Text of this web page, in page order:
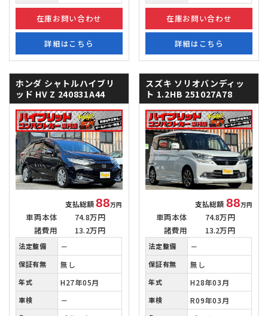
在庫お問い合わせ
詳細はこちら
在庫お問い合わせ
詳細はこちら
ホンダ シャトルハイブリ
ッド HV Z 240831A44
支払総額88万円
車両本体
74.8万円
諸費用
13.2万円
法定整備 －
保証有無 無し
年式 H27年05月
車検 －
スズキ ソリオバンディッ
ト 1.2HB 251027A78
支払総額 88万円
車両本体
74.8万円
諸費用
13.2万円
法定整備 －
保証有無 無し
年式 H28年03月
車検 R09年03月